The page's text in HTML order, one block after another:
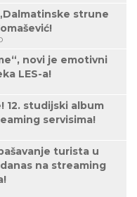
strune
novi je emotivni
LES-a!
12. studijski album
servisima!
turista u
na streaming